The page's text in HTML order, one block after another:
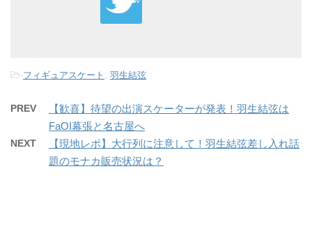
-フィギュアスケート , 羽生結弦
PREV
【歓喜】待望の出演スケーターが発表！羽生結弦は
FaOI幕張と名古屋へ
NEXT
【現地レポ】大行列に注意して！羽生結弦差し入れ話
題のモナカ販売状況は？